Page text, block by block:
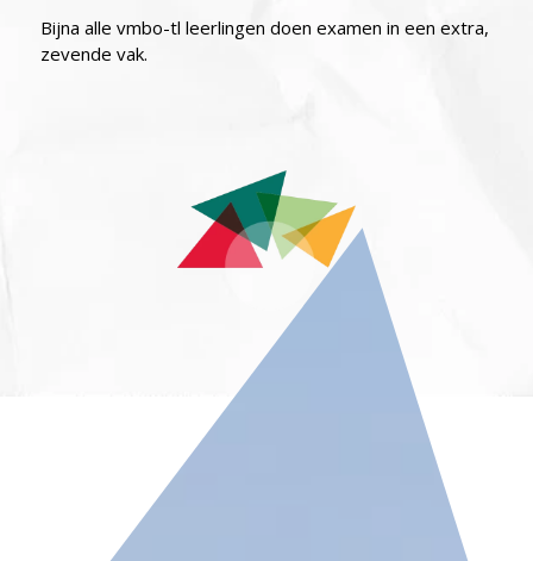
Bijna alle vmbo-tl leerlingen doen examen in een extra,
zevende vak.